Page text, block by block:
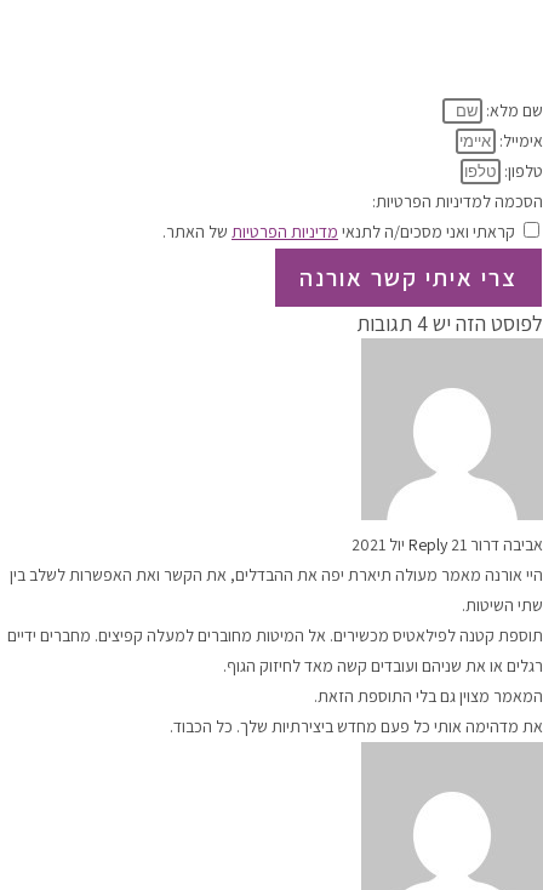
שם מלא:
אימייל:
טלפון:
הסכמה למדיניות הפרטיות:
קראתי ואני מסכים/ה לתנאי מדיניות הפרטיות של האתר.
צרי איתי קשר אורנה
לפוסט הזה יש 4 תגובות
אביבה דרור Reply 21 יול 2021
היי אורנה מאמר מעולה תיארת יפה את ההבדלים, את הקשר ואת האפשרות לשלב בין
שתי השיטות.
תוספת קטנה לפילאטיס מכשירים. אל המיטות מחוברים למעלה קפיצים. מחברים ידיים
רגלים או את שניהם ועובדים קשה מאד לחיזוק הגוף.
המאמר מצוין גם בלי התוספת הזאת.
את מדהימה אותי כל פעם מחדש ביצירתיות שלך. כל הכבוד.